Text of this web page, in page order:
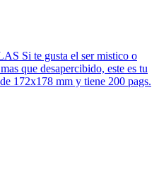
Si te gusta el ser mistico o
que desapercibido, este es tu
172x178 mm y tiene 200 pags.